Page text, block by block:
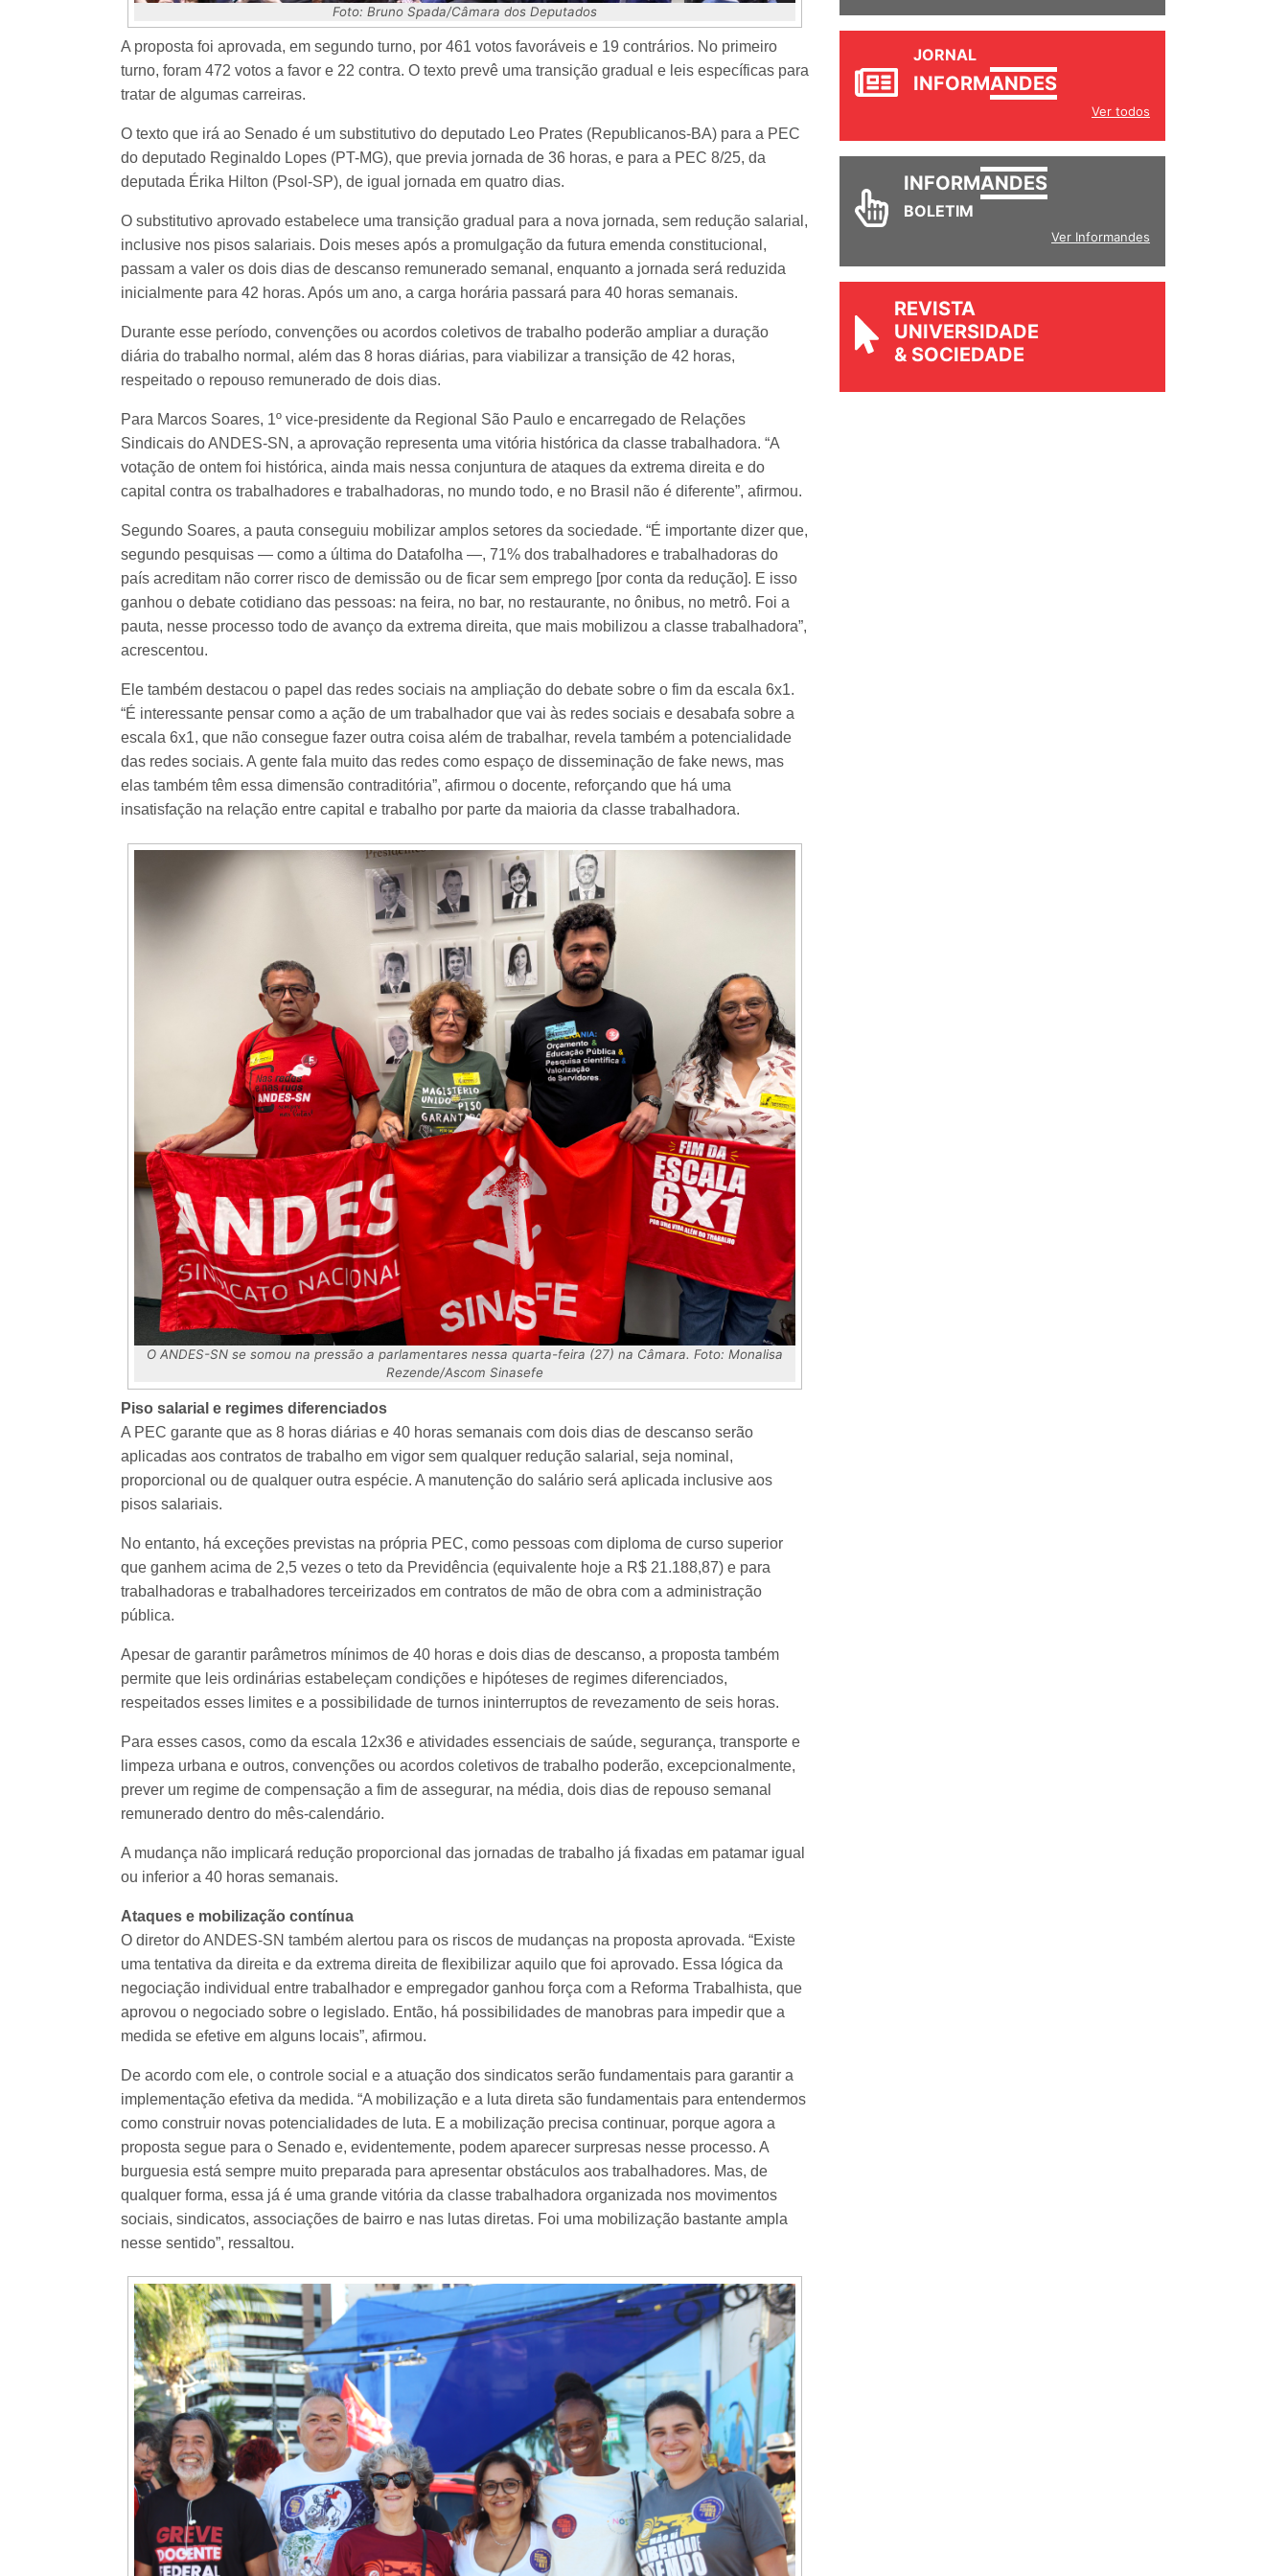
Foto: Bruno Spada/Câmara dos Deputados
A proposta foi aprovada, em segundo turno, por 461 votos favoráveis e 19 contrários. No primeiro
turno, foram 472 votos a favor e 22 contra. O texto prevê uma transição gradual e leis específicas para
tratar de algumas carreiras.
O texto que irá ao Senado é um substitutivo do deputado Leo Prates (Republicanos-BA) para a PEC
do deputado Reginaldo Lopes (PT-MG), que previa jornada de 36 horas, e para a PEC 8/25, da
deputada Érika Hilton (Psol-SP), de igual jornada em quatro dias.
O substitutivo aprovado estabelece uma transição gradual para a nova jornada, sem redução salarial,
inclusive nos pisos salariais. Dois meses após a promulgação da futura emenda constitucional,
passam a valer os dois dias de descanso remunerado semanal, enquanto a jornada será reduzida
inicialmente para 42 horas. Após um ano, a carga horária passará para 40 horas semanais.
Durante esse período, convenções ou acordos coletivos de trabalho poderão ampliar a duração
diária do trabalho normal, além das 8 horas diárias, para viabilizar a transição de 42 horas,
respeitado o repouso remunerado de dois dias.
Para Marcos Soares, 1º vice-presidente da Regional São Paulo e encarregado de Relações
Sindicais do ANDES-SN, a aprovação representa uma vitória histórica da classe trabalhadora. “A
votação de ontem foi histórica, ainda mais nessa conjuntura de ataques da extrema direita e do
capital contra os trabalhadores e trabalhadoras, no mundo todo, e no Brasil não é diferente”, afirmou.
Segundo Soares, a pauta conseguiu mobilizar amplos setores da sociedade. “É importante dizer que,
segundo pesquisas — como a última do Datafolha —, 71% dos trabalhadores e trabalhadoras do
país acreditam não correr risco de demissão ou de ficar sem emprego [por conta da redução]. E isso
ganhou o debate cotidiano das pessoas: na feira, no bar, no restaurante, no ônibus, no metrô. Foi a
pauta, nesse processo todo de avanço da extrema direita, que mais mobilizou a classe trabalhadora”,
acrescentou.
Ele também destacou o papel das redes sociais na ampliação do debate sobre o fim da escala 6x1.
“É interessante pensar como a ação de um trabalhador que vai às redes sociais e desabafa sobre a
escala 6x1, que não consegue fazer outra coisa além de trabalhar, revela também a potencialidade
das redes sociais. A gente fala muito das redes como espaço de disseminação de fake news, mas
elas também têm essa dimensão contraditória”, afirmou o docente, reforçando que há uma
insatisfação na relação entre capital e trabalho por parte da maioria da classe trabalhadora.
O ANDES-SN se somou na pressão a parlamentares nessa quarta-feira (27) na Câmara. Foto: Monalisa
Rezende/Ascom Sinasefe
Piso salarial e regimes diferenciados
A PEC garante que as 8 horas diárias e 40 horas semanais com dois dias de descanso serão
aplicadas aos contratos de trabalho em vigor sem qualquer redução salarial, seja nominal,
proporcional ou de qualquer outra espécie. A manutenção do salário será aplicada inclusive aos
pisos salariais.
No entanto, há exceções previstas na própria PEC, como pessoas com diploma de curso superior
que ganhem acima de 2,5 vezes o teto da Previdência (equivalente hoje a R$ 21.188,87) e para
trabalhadoras e trabalhadores terceirizados em contratos de mão de obra com a administração
pública.
Apesar de garantir parâmetros mínimos de 40 horas e dois dias de descanso, a proposta também
permite que leis ordinárias estabeleçam condições e hipóteses de regimes diferenciados,
respeitados esses limites e a possibilidade de turnos ininterruptos de revezamento de seis horas.
Para esses casos, como da escala 12x36 e atividades essenciais de saúde, segurança, transporte e
limpeza urbana e outros, convenções ou acordos coletivos de trabalho poderão, excepcionalmente,
prever um regime de compensação a fim de assegurar, na média, dois dias de repouso semanal
remunerado dentro do mês-calendário.
A mudança não implicará redução proporcional das jornadas de trabalho já fixadas em patamar igual
ou inferior a 40 horas semanais.
Ataques e mobilização contínua
O diretor do ANDES-SN também alertou para os riscos de mudanças na proposta aprovada. “Existe
uma tentativa da direita e da extrema direita de flexibilizar aquilo que foi aprovado. Essa lógica da
negociação individual entre trabalhador e empregador ganhou força com a Reforma Trabalhista, que
aprovou o negociado sobre o legislado. Então, há possibilidades de manobras para impedir que a
medida se efetive em alguns locais”, afirmou.
De acordo com ele, o controle social e a atuação dos sindicatos serão fundamentais para garantir a
implementação efetiva da medida. “A mobilização e a luta direta são fundamentais para entendermos
como construir novas potencialidades de luta. E a mobilização precisa continuar, porque agora a
proposta segue para o Senado e, evidentemente, podem aparecer surpresas nesse processo. A
burguesia está sempre muito preparada para apresentar obstáculos aos trabalhadores. Mas, de
qualquer forma, essa já é uma grande vitória da classe trabalhadora organizada nos movimentos
sociais, sindicatos, associações de bairro e nas lutas diretas. Foi uma mobilização bastante ampla
nesse sentido”, ressaltou.
INFORM
INFORMANDES
BOLETIM
REVISTA
UNIVERSIDADE
& SOCIEDADE